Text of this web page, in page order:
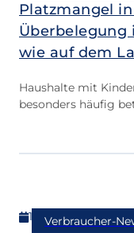
Platzmangel
Überbelegung
wie auf dem
Haushalte mit
besonders häufig
Verbraucher-
14.05.2026